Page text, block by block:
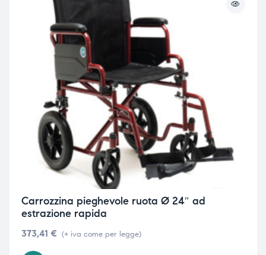
Carrozzina pieghevole ruota Ø 24″ ad
estrazione rapida
373,41 € (+ iva come per legge)